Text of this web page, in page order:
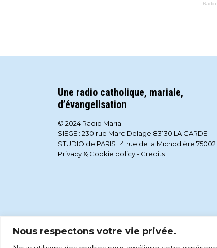
Nous respectons votre vie privée.
Une radio catholique, mariale,
d’évangelisation
© 2024 Radio Maria
SIEGE : 230 rue Marc Delage 83130 LA GARDE
STUDIO de PARIS : 4 rue de la Michodière 75002
Privacy & Cookie policy- Credits